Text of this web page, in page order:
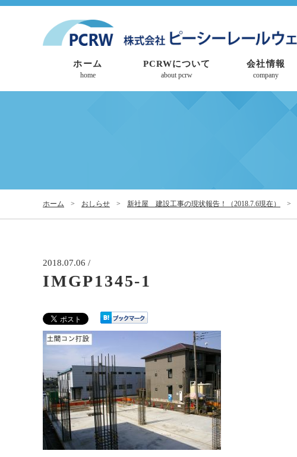
ホーム
home
PCRWについて
about pcrw
会社情報
company
ホーム > おしらせ > 新社屋 建設工事の現状報告！（2018.7.6現在） >
2018.07.06 /
IMGP1345-1